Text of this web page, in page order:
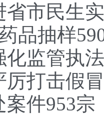
省市民生
品抽样
化监管执
厉打击假
件953宗